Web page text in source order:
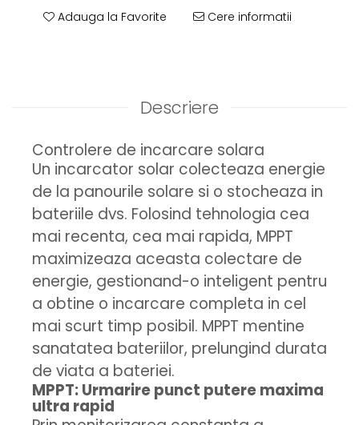
Adauga la Favorite Cere informatii
Descriere
Controlere de incarcare solara
Un incarcator solar colecteaza energie
de la panourile solare si o stocheaza in
bateriile dvs. Folosind tehnologia cea
mai recenta, cea mai rapida, MPPT
maximizeaza aceasta colectare de
energie, gestionand-o inteligent pentru
a obtine o incarcare completa in cel
mai scurt timp posibil. MPPT mentine
sanatatea bateriilor, prelungind durata
de viata a bateriei.
MPPT: Urmarire punct putere maxima
ultra rapid